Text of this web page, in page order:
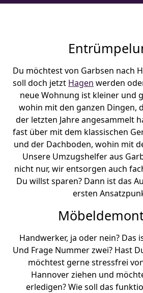
Du möchtest von Garbsen nach
soll doch jetzt Hagen werden
neue Wohnung ist kleiner und
wohin mit den ganzen Dingen,
der letzten Jahre angesammelt
fast über mit dem klassischen
und der Dachboden, wohin mit
Unsere Umzugshelfer aus
nicht nur, wir entsorgen auch
Du willst sparen? Dann ist das
ersten
Handwerker, ja oder nein? Das
Und Frage Nummer zwei? Hast
möchtest gerne stressfrei
Hannover ziehen und
erledigen? Wie soll das